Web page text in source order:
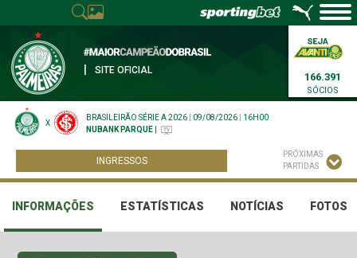
SITE OFICIAL
166.391
SÓCIOS
X
BRASILEIRÃO SÉRIE A 2026 09/08/2026
16H00
NUBANK PARQUE
INGRESSOS
PRÓXIMAS
PARTIDAS
INFORMAÇÕES ESTATÍSTICAS NOTÍCIAS FOTOS